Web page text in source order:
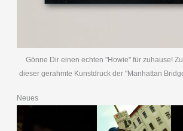
Gönne Dir einen echten "Howie" für zuhause!
dieser gerahmte Kunstdruck der "Manhattan
Neues